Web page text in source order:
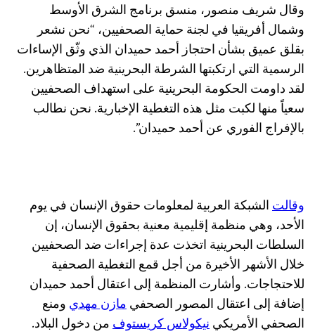
وقال شريف منصور، منسق برنامج الشرق الأوسط
وشمال أفريقيا في لجنة حماية الصحفيين، “نحن نشعر
بقلق عميق بشأن احتجاز أحمد حميدان الذي وثّق الإساءات
الرسمية التي ارتكبتها الشرطة البحرينية ضد المتظاهرين.
لقد داومت الحكومة البحرينية على استهداف الصحفيين
سعياً منها لكبت مثل هذه التغطية الإخبارية. نحن نطالب
بالإفراج الفوري عن أحمد حميدان”.
وقالتالشبكة العربية لمعلومات حقوق الإنسان في يوم
الأحد، وهي منظمة إقليمية معنية بحقوق الإنسان، إن
السلطات البحرينية اتخذت عدة إجراءات ضد الصحفيين
خلال الأشهر الأخيرة من أجل قمع التغطية الصحفية
للاحتجاجات. وأشارت المنظمة إلى اعتقال أحمد حميدان
إضافة إلى اعتقال المصور الصحفيمازن مهدي ومنع
الصحفي الأمريكينيكولاس كريستوفمن دخول البلاد.